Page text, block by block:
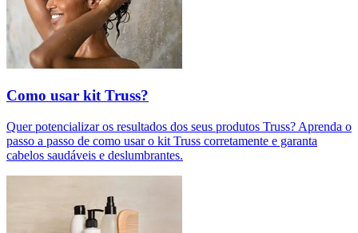
Como usar kit Truss?
Quer potencializar os resultados dos seus produtos Truss? Aprenda o
passo a passo de como usar o kit Truss corretamente e garanta
cabelos saudáveis e deslumbrantes.